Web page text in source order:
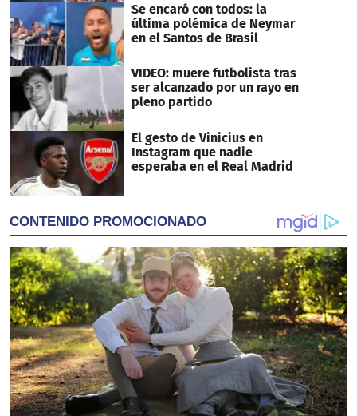
Se encaró con todos: la
última polémica de Neymar
en el Santos de Brasil
VIDEO: muere futbolista tras
ser alcanzado por un rayo en
pleno partido
El gesto de Vinicius en
Instagram que nadie
esperaba en el Real Madrid